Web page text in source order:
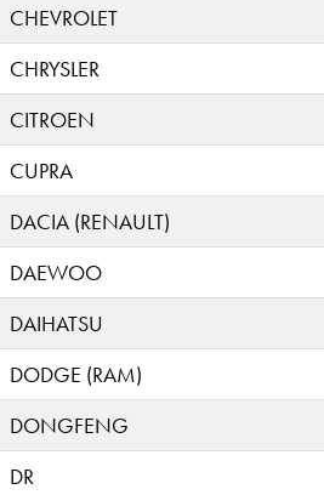
CHEVROLET
CHRYSLER
CITROEN
CUPRA
DACIA (RENAULT)
DAEWOO
DAIHATSU
DODGE (RAM)
DONGFENG
DR